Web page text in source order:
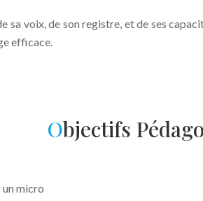
sa voix, de son registre, et de ses
efficace.
Objectifs
micro